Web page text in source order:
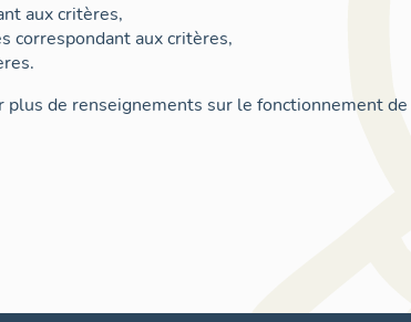
aux critères,
correspondant aux critères,
plus de renseignements sur le fonctionnement